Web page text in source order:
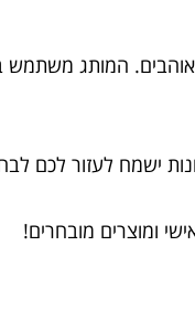
אוהבים. המותג
ישמח לעזור לכם
ומוצרים מובחרים!